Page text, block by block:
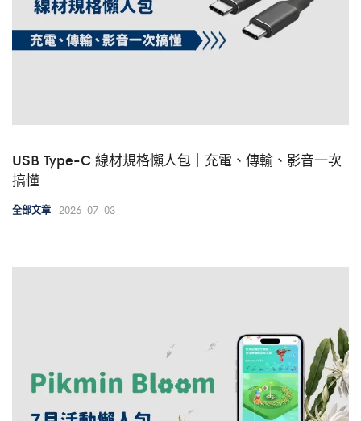
USB Type-C 線材規格懶人包｜充電、傳輸、影音一次
搞懂
全部文章 2026-07-03